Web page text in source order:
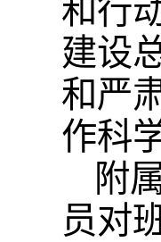
和行
建设
和严
作科
附
员对